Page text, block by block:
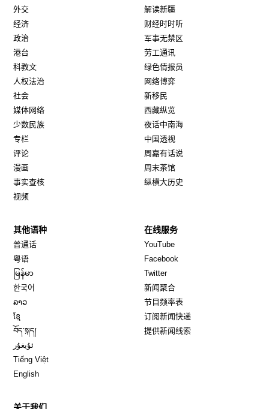
外交
经济
政治
港台
科教文
人权法治
社会
媒体网络
少数民族
专栏
评论
漫画
事实查核
视频
解读新疆
财经时时听
军事无禁区
劳工通讯
绿色情报员
网络博弈
新移民
西藏纵览
夜话中南海
中国透视
周嘉有话说
周末茶馆
纵横大历史
其他语种
普通话
粤语
မြန်မာ
한국어
ລາວ
ខ្មែ
བོད་སྐད།
ئۇيغۇر
Tiếng Việt
English
在线服务
YouTube
Facebook
TwitterOpens in new window
新闻聚合
节目频率表
订阅新闻快递
提供新闻线索